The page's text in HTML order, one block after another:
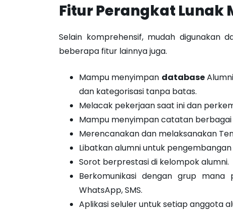
Fitur Perangkat Lunak
Selain komprehensif, mudah digunakan
beberapa fitur lainnya juga.
Mampu menyimpan database
dan kategorisasi tanpa batas.
Melacak pekerjaan saat ini dan
Mampu menyimpan catatan berbagai
Merencanakan dan melaksanakan
Libatkan alumni untuk pengembangan
Sorot berprestasi di kelompok alumni.
Berkomunikasi dengan grup mana
WhatsApp, SMS.
Aplikasi seluler untuk setiap anggota